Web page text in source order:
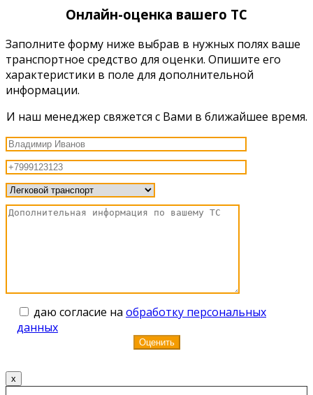
Онлайн-оценка вашего ТС
Заполните форму ниже выбрав в нужных полях ваше
транспортное средство для оценки. Опишите его
характеристики в поле для дополнительной
информации.
И наш менеджер свяжется с Вами в ближайшее время.
даю согласие на обработку персональных
данных
x